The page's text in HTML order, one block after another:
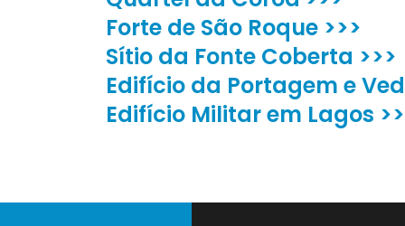
Forte de São Roque >>>
Sítio da Fonte Coberta >>>
Edifício da Portagem e
Edifício Militar em Lagos